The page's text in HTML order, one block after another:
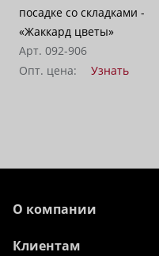
посадке со складками -
«Жаккард цветы»
Арт. 092-906
Опт. цена:
Узнать
О компании
Клиентам